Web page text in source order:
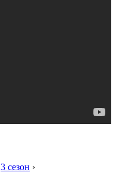
3 сезон ›